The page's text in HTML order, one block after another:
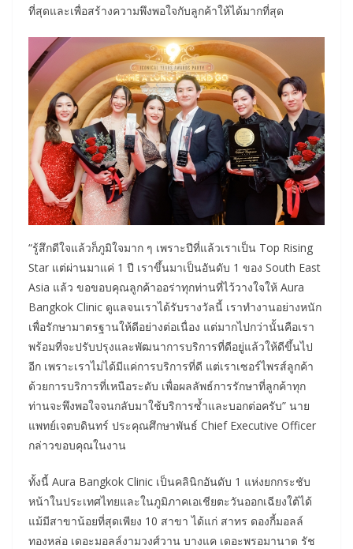
ที่สุดและเพื่อสร้างความพึงพอใจกับลูกค้าให้ได้มากที่สุด
“รู้สึกดีใจแล้วก็ภูมิใจมาก ๆ เพราะปีที่แล้วเราเป็น Top Rising
Star แต่ผ่านมาแค่ 1 ปี เราขึ้นมาเป็นอันดับ 1 ของ South East
Asia แล้ว ขอขอบคุณลูกค้าออร่าทุกท่านที่ไว้วางใจให้ Aura
Bangkok Clinic ดูแลจนเราได้รับรางวัลนี้ เราทำงานอย่างหนัก
เพื่อรักษามาตรฐานให้ดีอย่างต่อเนื่อง แต่มากไปกว่านั้นคือเรา
พร้อมที่จะปรับปรุงและพัฒนาการบริการที่ดีอยู่แล้วให้ดีขึ้นไป
อีก เพราะเราไม่ได้มีแค่การบริการที่ดี แต่เราเซอร์ไพรส์ลูกค้า
ด้วยการบริการที่เหนือระดับ เพื่อผลลัพธ์การรักษาที่ลูกค้าทุก
ท่านจะพึงพอใจจนกลับมาใช้บริการซ้ำและบอกต่อครับ” นาย
แพทย์เจตบดินทร์ ประคุณศึกษาพันธ์ Chief Executive Officer
กล่าวขอบคุณในงาน
ทั้งนี้ Aura Bangkok Clinic เป็นคลินิกอันดับ 1 แห่งยกกระชับ
หน้าในประเทศไทยและในภูมิภาคเอเชียตะวันออกเฉียงใต้ได้
แม้มีสาขาน้อยที่สุดเพียง 10 สาขา ได้แก่ สาทร ดองกี้มอลล์
ทองหล่อ เดอะมอลล์งามวงศ์วาน บางแค เดอะพรอมานาด รัช